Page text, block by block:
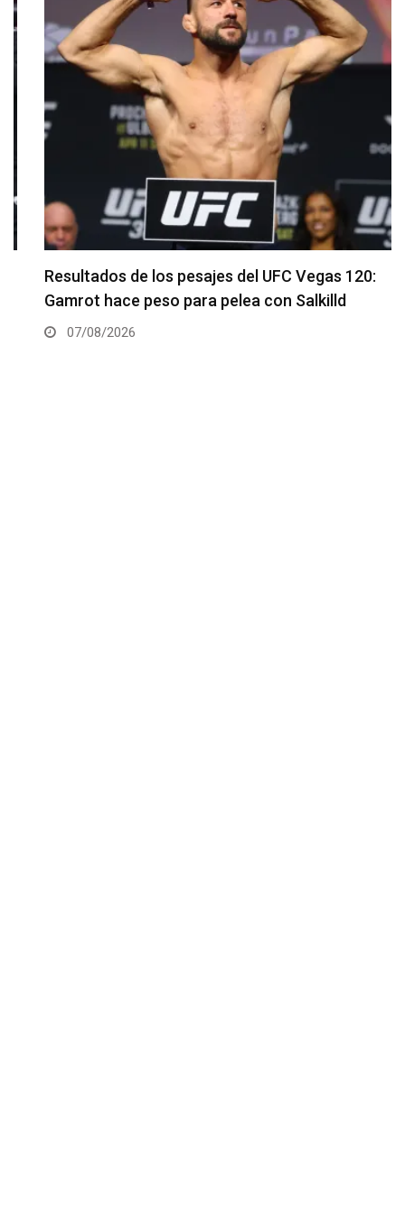
Resultados de los pesajes del UFC Vegas 120:
Gamrot hace peso para pelea con Salkilld
07/08/2026